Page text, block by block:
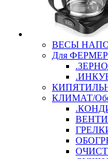
ВЕСЫ
Для
КЛИМАТ/